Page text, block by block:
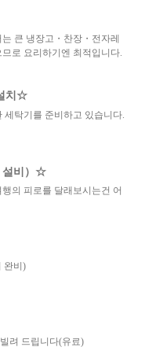
큰 냉장고・찬장・전자레
로 요리하기엔 최적입니다.
치☆
세탁기를 준비하고 있습니다.
비）☆
의 피로를 달래보시는건 어
완비)
려 드립니다(유료)